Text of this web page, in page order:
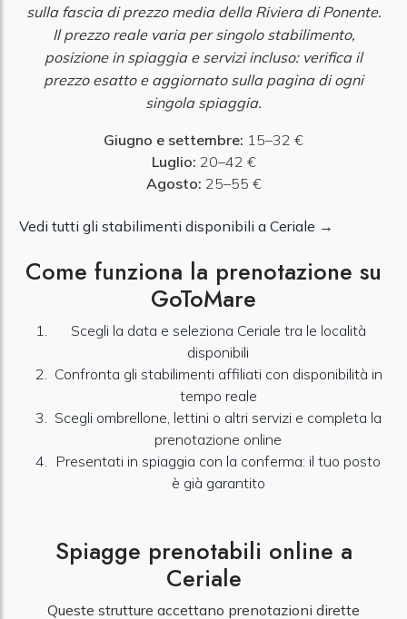
sulla fascia di prezzo media della Riviera di Ponente.
Il prezzo reale varia per singolo stabilimento,
posizione in spiaggia e servizi incluso: verifica il
prezzo esatto e aggiornato sulla pagina di ogni
singola spiaggia.
Giugno e settembre: 15–32 €
Luglio: 20–42 €
Agosto: 25–55 €
Vedi tutti gli stabilimenti disponibili a Ceriale →
Come funziona la prenotazione su
GoToMare
Scegli la data e seleziona Ceriale tra le località
disponibili
Confronta gli stabilimenti affiliati con disponibilità in
tempo reale
Scegli ombrellone, lettini o altri servizi e completa la
prenotazione online
Presentati in spiaggia con la conferma: il tuo posto
è già garantito
Spiagge prenotabili online a
Ceriale
Queste strutture accettano prenotazioni dirette